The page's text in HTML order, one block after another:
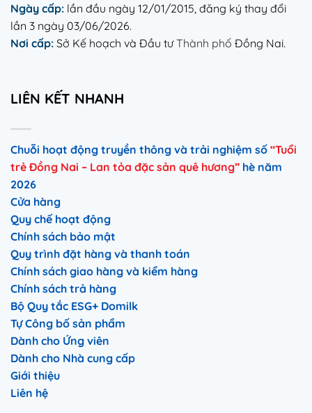
Ngày cấp: lần đầu ngày 12/01/2015, đăng ký thay đổi
lần 3 ngày 03/06/2026.
Nơi cấp: Sở Kế hoạch và Đầu tưThành phố Đồng Nai.
LIÊN KẾT NHANH
Chuỗi hoạt động truyền thông và trải nghiệm số “Tuổi
trẻ Đồng Nai – Lan tỏa đặc sản quê hương” hè năm
2026
Cửa hàng
Quy chế hoạt động
Chính sách bảo mật
Quy trình đặt hàng và thanh toán
Chính sách giao hàng và kiểm hàng
Chính sách trả hàng
Bộ Quy tắc ESG+ Domilk
Tự Công bố sản phẩm
Dành cho Ứng viên
Dành cho Nhà cung cấp
Giới thiệu
Liên hệ